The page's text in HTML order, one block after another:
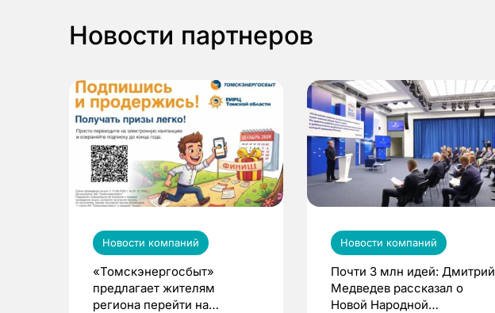
Новости партнеров
Новости компаний
«Томскэнергосбыт»
предлагает жителям
региона перейти на
Новости компаний
Почти 3 млн идей: Дмитрий
Медведев рассказал о
Новой Народной